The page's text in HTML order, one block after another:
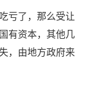
亏了，那么受让
有资本，其他几
，由地方政府来